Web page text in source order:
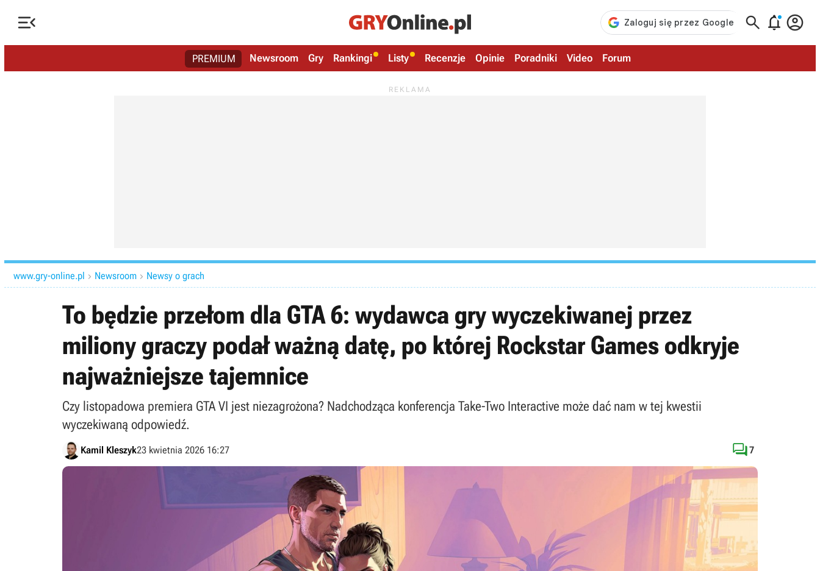
   
PREMIUM Newsroom Gry Rankingi Listy Recenzje Opinie Poradniki Video Forum
www.gry-online.pl  Newsroom  Newsy o grach
To będzie przełom dla GTA 6: wydawca gry wyczekiwanej przez
miliony graczy podał ważną datę, po której Rockstar Games odkryje
najważniejsze tajemnice
Czy listopadowa premiera GTA VI jest niezagrożona? Nadchodząca konferencja Take-Two Interactive może dać nam w tej kwestii
wyczekiwaną odpowiedź.
Kamil Kleszyk23 kwietnia 2026 16:27 7